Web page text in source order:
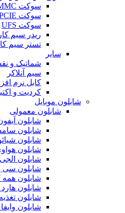
سوکت eMMC
سوکت NAND, PCIE
سوکت UFS
ریدر سیم
تستر سیم
سایر
شماتیک و
سیم آنلاکر
کابل نرم
کردیت و
شابلون موبایل
شابلون معمولی
شابلون
شابلون
شابلون
شابلون
شابلون الجی
شابلون سی
شابلون همه
شابلون
شابلون
شابلون